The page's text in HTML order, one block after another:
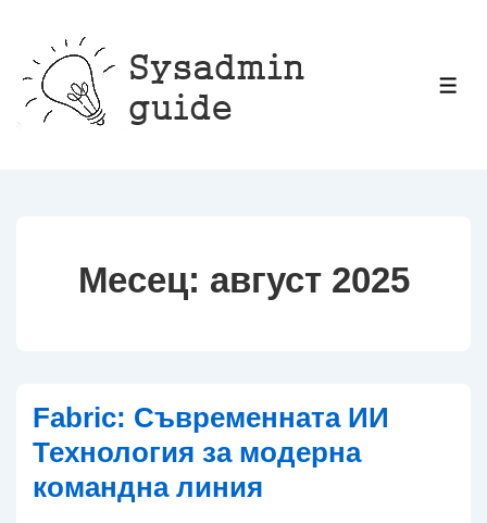
Прескачане
към
основното
Месец: август 2025
Fabric: Съвременната ИИ
Технология за модерна
командна линия